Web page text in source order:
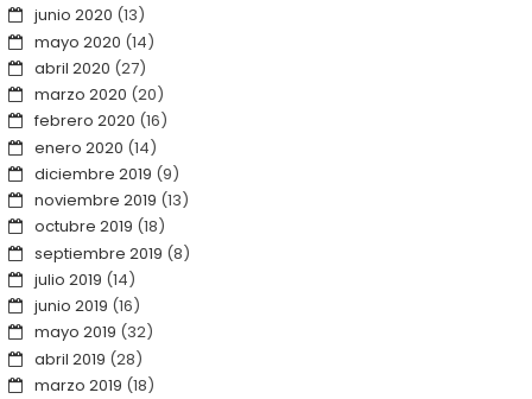
junio 2020 (13)
mayo 2020 (14)
abril 2020 (27)
marzo 2020 (20)
febrero 2020 (16)
enero 2020 (14)
diciembre 2019 (9)
noviembre 2019 (13)
octubre 2019 (18)
septiembre 2019 (8)
julio 2019 (14)
junio 2019 (16)
mayo 2019 (32)
abril 2019 (28)
marzo 2019 (18)